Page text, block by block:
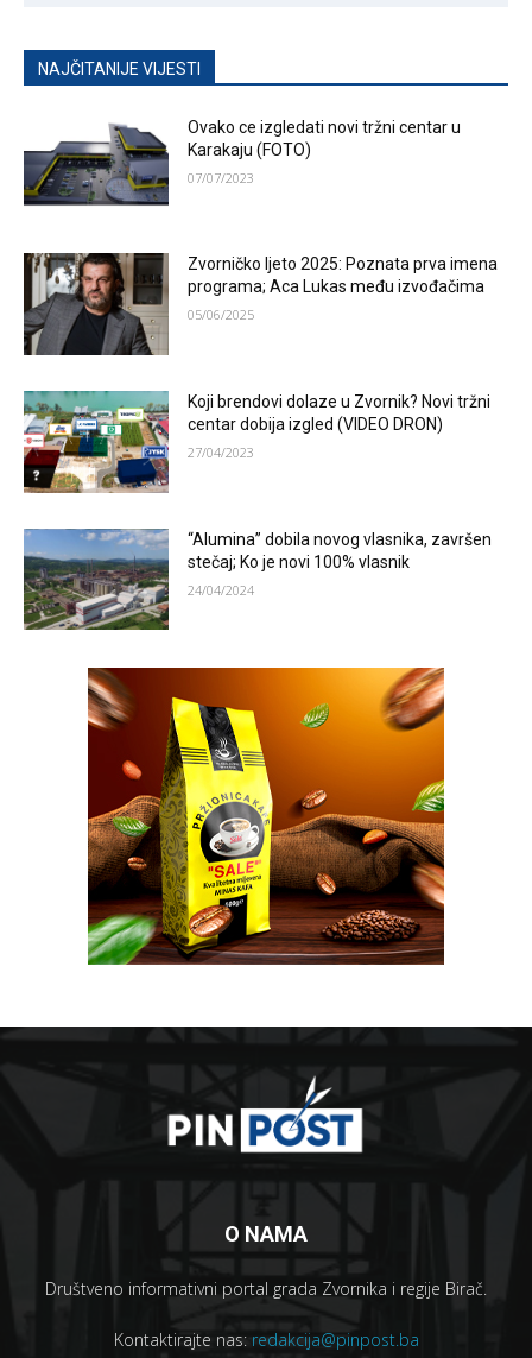
NAJČITANIJE VIJESTI
Ovako ce izgledati novi tržni centar u
Karakaju (FOTO)
07/07/2023
Zvorničko ljeto 2025: Poznata prva imena
programa; Aca Lukas među izvođačima
05/06/2025
Koji brendovi dolaze u Zvornik? Novi tržni
centar dobija izgled (VIDEO DRON)
27/04/2023
“Alumina” dobila novog vlasnika, završen
stečaj; Ko je novi 100% vlasnik
24/04/2024
O NAMA
Društveno informativni portal grada Zvornika i regije Birač.
Kontaktirajte nas: redakcija@pinpost.ba